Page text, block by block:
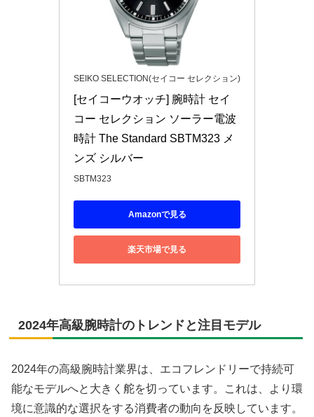
SEIKO SELECTION(セイコー セレクション)
[セイコーウオッチ] 腕時計 セイ
コー セレクション ソーラー電波
時計 The Standard SBTM323 メ
ンズ シルバー
SBTM323
Amazonで見る
楽天市場で見る
2024年高級腕時計のトレンドと注目モデル
2024年の高級腕時計業界は、エコフレンドリーで持続可
能なモデルへと大きく舵を切っています。これは、より環
境に意識的な選択をする消費者の動向を反映しています。